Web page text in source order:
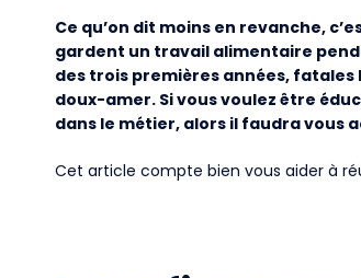
Ce qu’on dit moins en revanche,
gardent un travail alimentaire
des trois premières années, fatales
doux-amer. Si vous voulez être
dans le métier, alors il faudra vous
Cet article compte bien vous aider à